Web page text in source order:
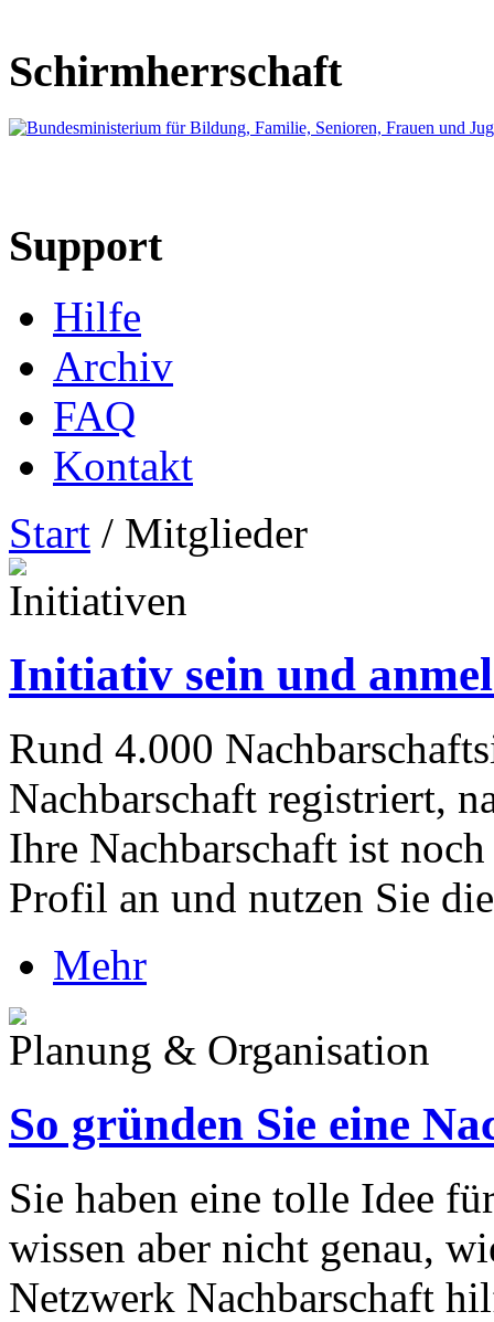
Schirmherrschaft
Support
Hilfe
Archiv
FAQ
Kontakt
Start / Mitglieder
Initiativen
Initiativ sein und
Rund 4.000
Nachbarschaft registriert,
Ihre Nachbarschaft ist
Profil an und nutzen Sie
Mehr
Planung & Organisation
So gründen Sie eine
Sie haben eine tolle Idee
wissen aber nicht genau,
Netzwerk Nachbarschaft